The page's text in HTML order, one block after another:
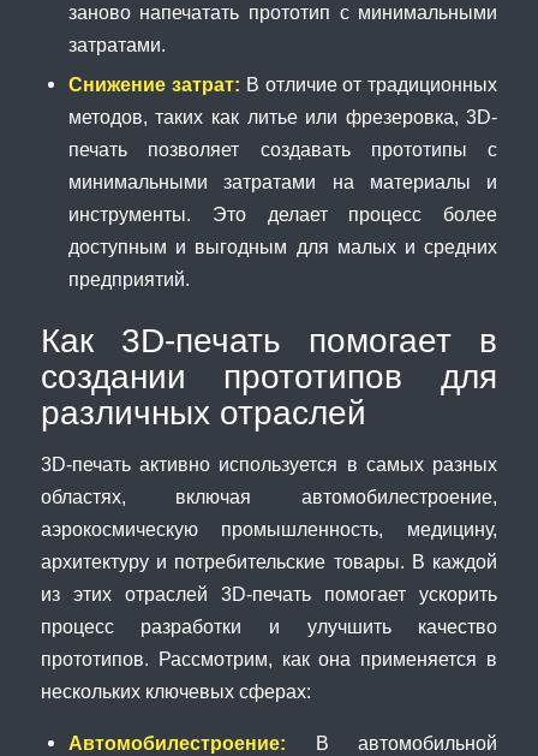
заново напечатать прототип с минимальными
затратами.
Снижение затрат: В отличие от традиционных
методов, таких как литье или фрезеровка, 3D-
печать позволяет создавать прототипы с
минимальными затратами на материалы и
инструменты. Это делает процесс более
доступным и выгодным для малых и средних
предприятий.
Как 3D-печать помогает в
создании прототипов для
различных отраслей
3D-печать активно используется в самых разных
областях, включая автомобилестроение,
аэрокосмическую промышленность, медицину,
архитектуру и потребительские товары. В каждой
из этих отраслей 3D-печать помогает ускорить
процесс разработки и улучшить качество
прототипов. Рассмотрим, как она применяется в
нескольких ключевых сферах:
Автомобилестроение: В автомобильной